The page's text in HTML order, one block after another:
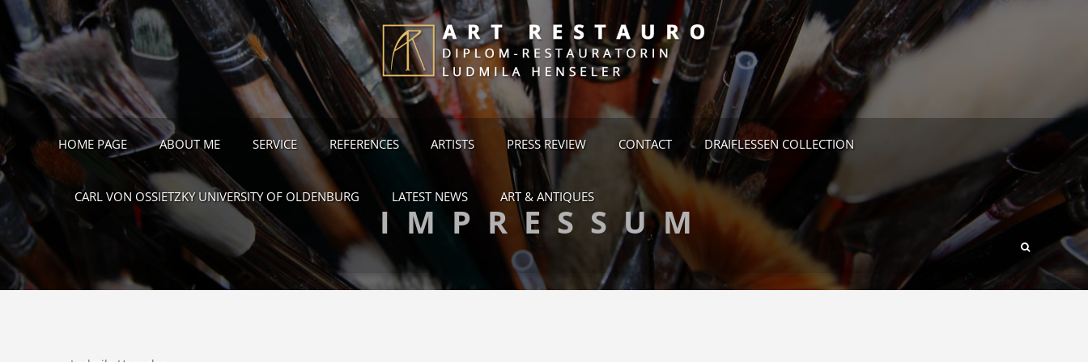
HOME PAGE ABOUT ME SERVICE REFERENCES ARTISTS PRESS REVIEW CONTACT DRAIFLESSEN COLLECTION
CARL VON OSSIETZKY UNIVERSITY OF OLDENBURG LATEST NEWS ART & ANTIQUES
IMPRESSUM